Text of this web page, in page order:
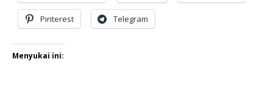
Pinterest Telegram
Menyukai ini: